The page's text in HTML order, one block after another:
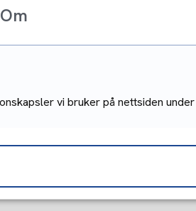
Om
vi bruker på nettsiden under